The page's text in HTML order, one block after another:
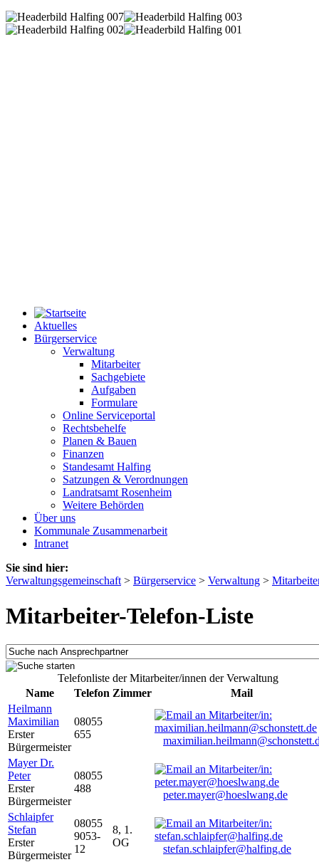
Aktuelles
Bürgerservice
Verwaltung
Mitarbeiter
Sachgebiete
Aufgaben
Formulare
Online Serviceportal
Rechtsbehelfe
Planen & Bauen
Finanzen
Standesamt Halfing
Satzungen & Verordnungen
Landratsamt Rosenheim
Weitere Behörden
Über uns
Kommunale Zusammenarbeit
Intranet
Sie sind hier:
Verwaltungsgemeinschaft > Bürgerservice > Verwaltung >
Mitarbeiter-Telefon-Liste
Telefonliste der Mitarbeiter/innen der Verwaltung
Name
Telefon Zimmer
Mail
Heilmann
Maximilian
Erster
Bürgermeister
08055
655
Mayer Dr.
Peter
Erster
Bürgermeister
08055
488
peter.mayer@hoeslwang.de
Schlaipfer
Stefan
Erster
Bürgermeister
08055
9053-
12
8, 1.
OG
stefan.schlaipfer@halfing.de